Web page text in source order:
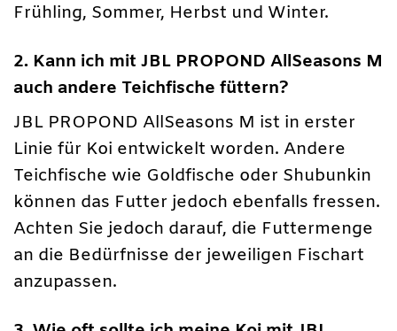
Frühling, Sommer, Herbst und Winter.
2. Kann ich mit JBL PROPOND AllSeasons M
auch andere Teichfische füttern?
JBL PROPOND AllSeasons M ist in erster
Linie für Koi entwickelt worden. Andere
Teichfische wie Goldfische oder Shubunkin
können das Futter jedoch ebenfalls fressen.
Achten Sie jedoch darauf, die Futtermenge
an die Bedürfnisse der jeweiligen Fischart
anzupassen.